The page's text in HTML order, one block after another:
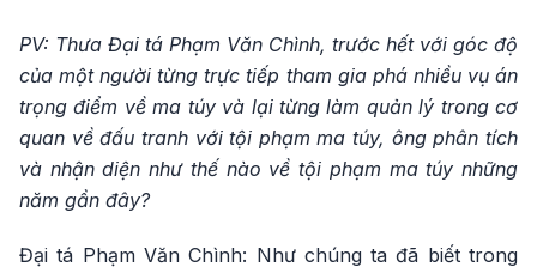
PV: Thưa Đại tá Phạm Văn Chình, trước hết với góc độ
của một người từng trực tiếp tham gia phá nhiều vụ án
trọng điểm về ma túy và lại từng làm quản lý trong cơ
quan về đấu tranh với tội phạm ma túy, ông phân tích
và nhận diện như thế nào về tội phạm ma túy những
năm gần đây?
Đại tá Phạm Văn Chình: Như chúng ta đã biết trong